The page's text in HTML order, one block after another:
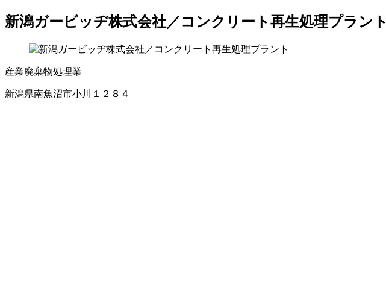
新潟ガービッヂ株式会社／コンクリート再生処理プラント
産業廃棄物処理業
新潟県南魚沼市小川１２８４